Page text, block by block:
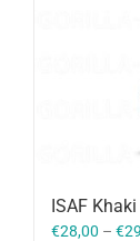
ISAF
€28,00 – €